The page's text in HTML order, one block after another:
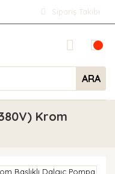
Sipariş Takibi
ARA
Krom